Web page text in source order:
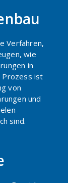
Verfahren,
wie
in
Prozess ist
von
und
sind.